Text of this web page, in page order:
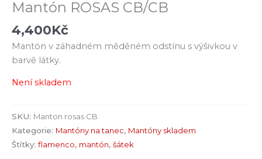
Mantón ROSAS CB/CB
4,400Kč
Mantón v záhadném měděném odstínu s výšivkou v
barvě látky.
Není skladem
SKU: Manton rosas CB
Kategorie: Mantóny na tanec, Mantóny skladem
Štítky: flamenco, mantón, šátek